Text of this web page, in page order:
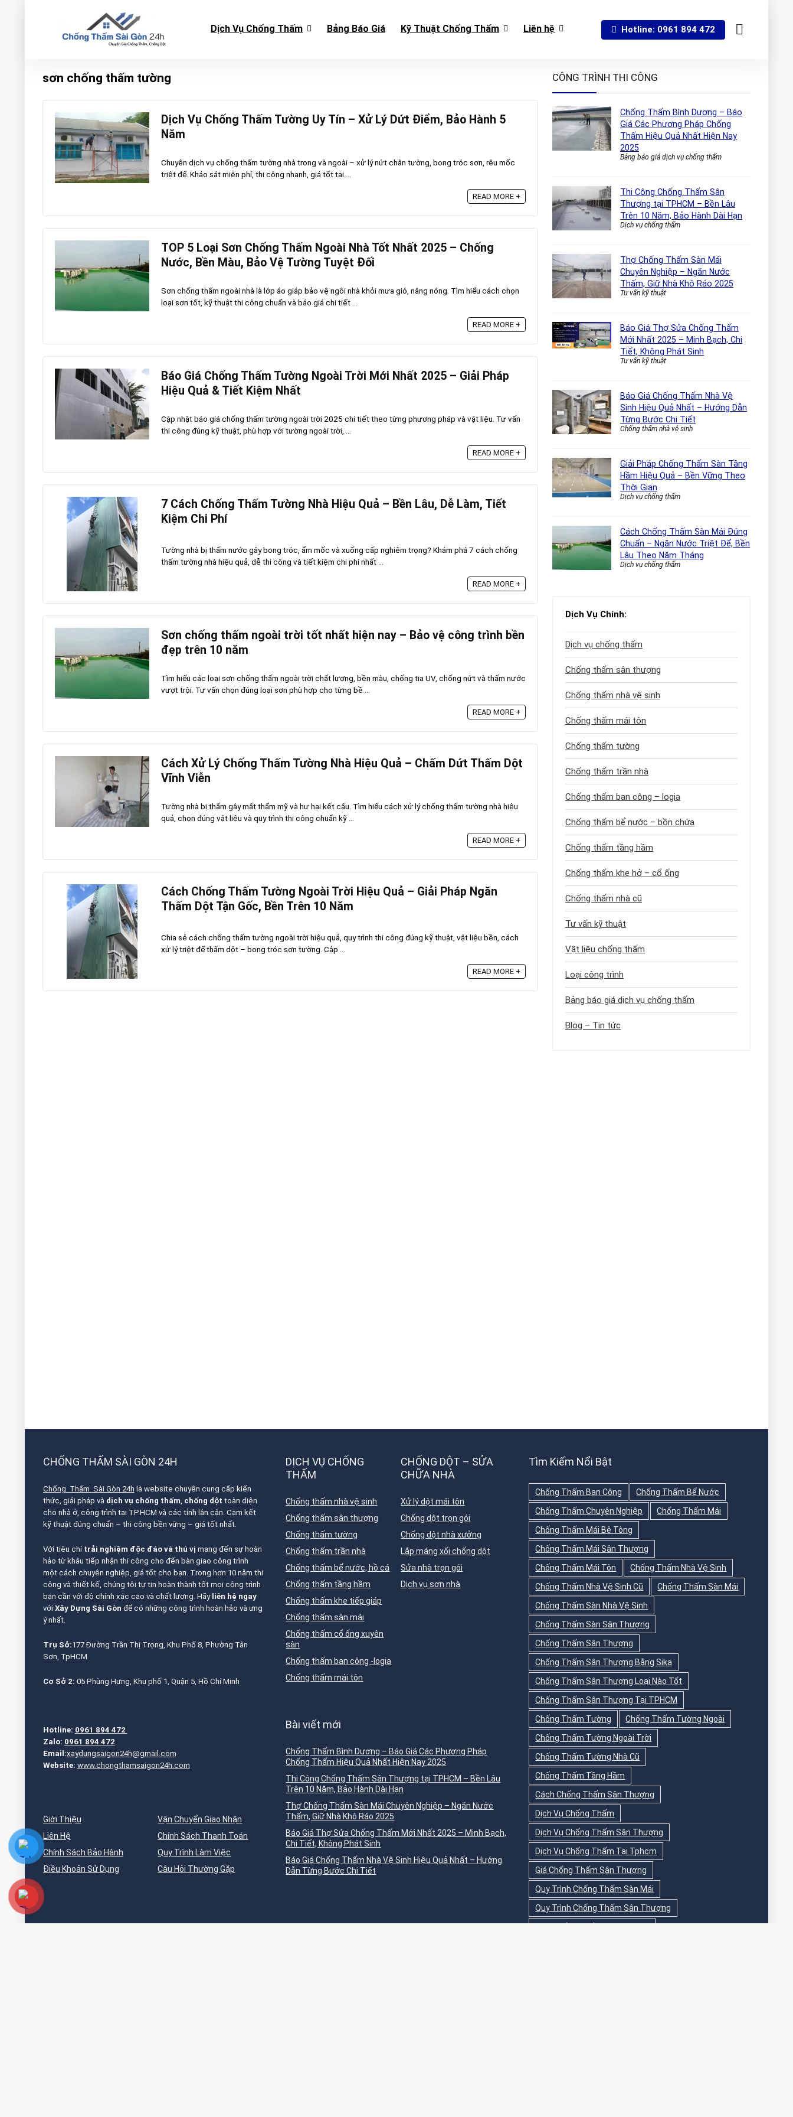
Dịch Vụ Chống Thấm Bảng Báo Giá Kỹ Thuật Chống Thấm Liên hệ Hotline: 0961 894 472
sơn chống thấm tường
Dịch Vụ Chống Thấm Tường Uy Tín – Xử Lý Dứt Điểm, Bảo Hành 5
Năm
Chuyên dịch vụ chống thấm tường nhà trong và ngoài – xử lý nứt chân tường, bong tróc sơn, rêu mốc
triệt để. Khảo sát miễn phí, thi công nhanh, giá tốt tại ...
READ MORE +
TOP 5 Loại Sơn Chống Thấm Ngoài Nhà Tốt Nhất 2025 – Chống
Nước, Bền Màu, Bảo Vệ Tường Tuyệt Đối
Sơn chống thấm ngoài nhà là lớp áo giáp bảo vệ ngôi nhà khỏi mưa gió, nắng nóng. Tìm hiểu cách chọn
loại sơn tốt, kỹ thuật thi công chuẩn và báo giá chi tiết ...
READ MORE +
Báo Giá Chống Thấm Tường Ngoài Trời Mới Nhất 2025 – Giải Pháp
Hiệu Quả & Tiết Kiệm Nhất
Cập nhật báo giá chống thấm tường ngoài trời 2025 chi tiết theo từng phương pháp và vật liệu. Tư vấn
thi công đúng kỹ thuật, phù hợp với tường ngoài trời, ...
READ MORE +
7 Cách Chống Thấm Tường Nhà Hiệu Quả – Bền Lâu, Dễ Làm, Tiết
Kiệm Chi Phí
Tường nhà bị thấm nước gây bong tróc, ẩm mốc và xuống cấp nghiêm trọng? Khám phá 7 cách chống
thấm tường nhà hiệu quả, dễ thi công và tiết kiệm chi phí nhất ...
READ MORE +
Sơn chống thấm ngoài trời tốt nhất hiện nay – Bảo vệ công trình bền
đẹp trên 10 năm
Tìm hiểu các loại sơn chống thấm ngoài trời chất lượng, bền màu, chống tia UV, chống nứt và thấm nước
vượt trội. Tư vấn chọn đúng loại sơn phù hợp cho từng bề ...
READ MORE +
Cách Xử Lý Chống Thấm Tường Nhà Hiệu Quả – Chấm Dứt Thấm Dột
Vĩnh Viễn
Tường nhà bị thấm gây mất thẩm mỹ và hư hại kết cấu. Tìm hiểu cách xử lý chống thấm tường nhà hiệu
quả, chọn đúng vật liệu và quy trình thi công chuẩn kỹ ...
READ MORE +
Cách Chống Thấm Tường Ngoài Trời Hiệu Quả – Giải Pháp Ngăn
Thấm Dột Tận Gốc, Bền Trên 10 Năm
Chia sẻ cách chống thấm tường ngoài trời hiệu quả, quy trình thi công đúng kỹ thuật, vật liệu bền, cách
xử lý triệt để thấm dột – bong tróc sơn tường. Cập ...
READ MORE +
CÔNG TRÌNH THI CÔNG
Chống Thấm Bình Dương – Báo
Giá Các Phương Pháp Chống
Thấm Hiệu Quả Nhất Hiện Nay
2025
Bảng báo giá dịch vụ chống thấm
Thi Công Chống Thấm Sân
Thượng tại TPHCM – Bền Lâu
Trên 10 Năm, Bảo Hành Dài Hạn
Dịch vụ chống thấm
Thợ Chống Thấm Sàn Mái
Chuyên Nghiệp – Ngăn Nước
Thấm, Giữ Nhà Khô Ráo 2025
Tư vấn kỹ thuật
Báo Giá Thợ Sửa Chống Thấm
Mới Nhất 2025 – Minh Bạch, Chi
Tiết, Không Phát Sinh
Tư vấn kỹ thuật
Báo Giá Chống Thấm Nhà Vệ
Sinh Hiệu Quả Nhất – Hướng Dẫn
Từng Bước Chi Tiết
Chống thấm nhà vệ sinh
Giải Pháp Chống Thấm Sàn Tầng
Hầm Hiệu Quả – Bền Vững Theo
Thời Gian
Dịch vụ chống thấm
Cách Chống Thấm Sàn Mái Đúng
Chuẩn – Ngăn Nước Triệt Để, Bền
Lâu Theo Năm Tháng
Dịch vụ chống thấm
Dịch Vụ Chính:
Dịch vụ chống thấm
Chống thấm sân thượng
Chống thấm nhà vệ sinh
Chống thấm mái tôn
Chống thấm tường
Chống thấm trần nhà
Chống thấm ban công – logia
Chống thấm bể nước – bồn chứa
Chống thấm tầng hầm
Chống thấm khe hở – cổ ống
Chống thấm nhà cũ
Tư vấn kỹ thuật
Vật liệu chống thấm
Loại công trình
Bảng báo giá dịch vụ chống thấm
Blog – Tin tức
CHỐNG THẤM SÀI GÒN 24H
Chống Thấm Sài Gòn 24h là website chuyên cung cấp kiến
thức, giải pháp và dịch vụ chống thấm, chống dột toàn diện
cho nhà ở, công trình tại TP.HCM và các tỉnh lân cận. Cam kết
kỹ thuật đúng chuẩn – thi công bền vững – giá tốt nhất.
Với tiêu chí trải nghiệm độc đáo và thú vị mang đến sự hoàn
hảo từ khâu tiếp nhận thi công cho đến bàn giao công trình
một cách chuyên nghiệp, giá tốt cho bạn. Trong hơn 10 năm thi
công và thiết kế, chúng tôi tự tin hoàn thành tốt mọi công trình
bạn cần với độ chính xác cao và chất lượng. Hãy liên hệ ngay
với Xây Dựng Sài Gòn để có những công trình hoàn hảo và ưng
ý nhất.
Trụ Sở:177 Đường Trần Thị Trọng, Khu Phố 8, Phường Tân
Sơn, TpHCM
Cơ Sở 2: 05 Phùng Hưng, Khu phố 1, Quận 5, Hồ Chí Minh
Hotline: 0961 894 472
Zalo: 0961 894 472
Email:xaydungsaigon24h@gmail.com
Website: www.chongthamsaigon24h.com
Giới Thiệu
Liên Hệ
Chính Sách Bảo Hành
Điều Khoản Sử Dụng
Vận Chuyển Giao Nhận
Chính Sách Thanh Toán
Quy Trình Làm Việc
Câu Hỏi Thường Gặp
DỊCH VỤ CHỐNG
THẤM
Chống thấm nhà vệ sinh
Chống thấm sân thượng
Chống thấm tường
Chống thấm trần nhà
Chống thấm bể nước, hồ cá
Chống thấm tầng hầm
Chống thấm khe tiếp giáp
Chống thấm sàn mái
Chống thấm cổ ống xuyên
sàn
Chống thấm ban công -logia
Chống thấm mái tôn
CHỐNG DỘT – SỬA
CHỮA NHÀ
Xử lý dột mái tôn
Chống dột trọn gói
Chống dột nhà xưởng
Lắp máng xối chống dột
Sửa nhà trọn gói
Dịch vụ sơn nhà
Bài viết mới
Chống Thấm Bình Dương – Báo Giá Các Phương Pháp
Chống Thấm Hiệu Quả Nhất Hiện Nay 2025
Thi Công Chống Thấm Sân Thượng tại TPHCM – Bền Lâu
Trên 10 Năm, Bảo Hành Dài Hạn
Thợ Chống Thấm Sàn Mái Chuyên Nghiệp – Ngăn Nước
Thấm, Giữ Nhà Khô Ráo 2025
Báo Giá Thợ Sửa Chống Thấm Mới Nhất 2025 – Minh Bạch,
Chi Tiết, Không Phát Sinh
Báo Giá Chống Thấm Nhà Vệ Sinh Hiệu Quả Nhất – Hướng
Dẫn Từng Bước Chi Tiết
Tìm Kiếm Nổi Bật
Chống Thấm Ban Công
Chống Thấm Bể Nước
Chống Thấm Chuyên Nghiệp
Chống Thấm Mái
Chống Thấm Mái Bê Tông
Chống Thấm Mái Sân Thượng
Chống Thấm Mái Tôn
Chống Thấm Nhà Vệ Sinh
Chống Thấm Nhà Vệ Sinh Cũ
Chống Thấm Sàn Mái
Chống Thấm Sàn Nhà Vệ Sinh
Chống Thấm Sàn Sân Thượng
Chống Thấm Sân Thượng
Chống Thấm Sân Thượng Bằng Sika
Chống Thấm Sân Thượng Loại Nào Tốt
Chống Thấm Sân Thượng Tại TPHCM
Chống Thấm Tường
Chống Thấm Tường Ngoài
Chống Thấm Tường Ngoài Trời
Chống Thấm Tường Nhà Cũ
Chống Thấm Tầng Hầm
Cách Chống Thấm Sân Thượng
Dịch Vụ Chống Thấm
Dịch Vụ Chống Thấm Sân Thượng
Dịch Vụ Chống Thấm Tại Tphcm
Giá Chống Thấm Sân Thượng
Quy Trình Chống Thấm Sàn Mái
Quy Trình Chống Thấm Sân Thượng